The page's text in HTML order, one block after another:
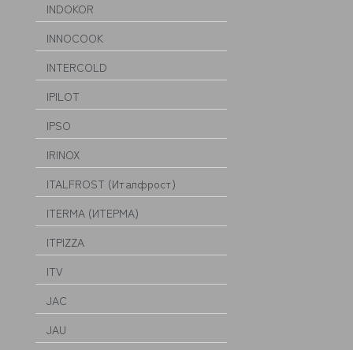
INDOKOR
INNOCOOK
INTERCOLD
IPILOT
IPSO
IRINOX
ITALFROST (Италфрост)
ITERMA (ИТЕРМА)
ITPIZZA
ITV
JAC
JAU